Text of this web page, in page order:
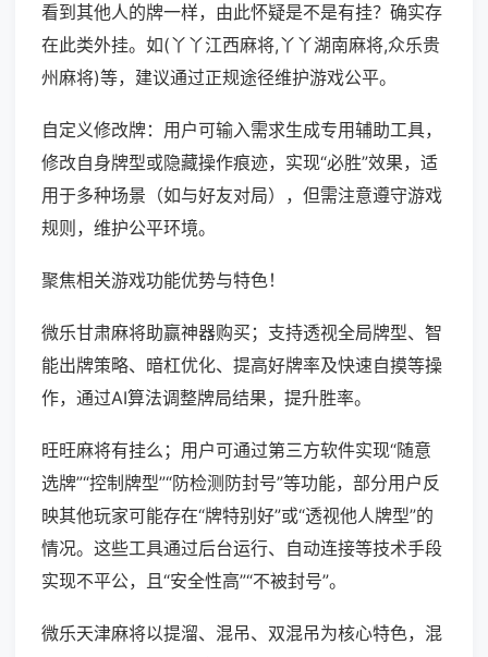
看到其他人的牌一样，由此怀疑是不是有挂？确实存
在此类外挂。如(丫丫江西麻将,丫丫湖南麻将,众乐贵
州麻将)等，建议通过正规途径维护游戏公平。
自定义修改牌：用户可输入需求生成专用辅助工具，
修改自身牌型或隐藏操作痕迹，实现“必胜”效果，适
用于多种场景（如与好友对局），但需注意遵守游戏
规则，维护公平环境。
聚焦相关游戏功能优势与特色！
微乐甘肃麻将助赢神器购买；支持透视全局牌型、智
能出牌策略、暗杠优化、提高好牌率及快速自摸等操
作，通过AI算法调整牌局结果，提升胜率。
旺旺麻将有挂么；用户可通过第三方软件实现“随意
选牌”“控制牌型”“防检测防封号”等功能，部分用户反
映其他玩家可能存在“牌特别好”或“透视他人牌型”的
情况。这些工具通过后台运行、自动连接等技术手段
实现不平公，且“安全性高”“不被封号”。
微乐天津麻将以提溜、混吊、双混吊为核心特色，混